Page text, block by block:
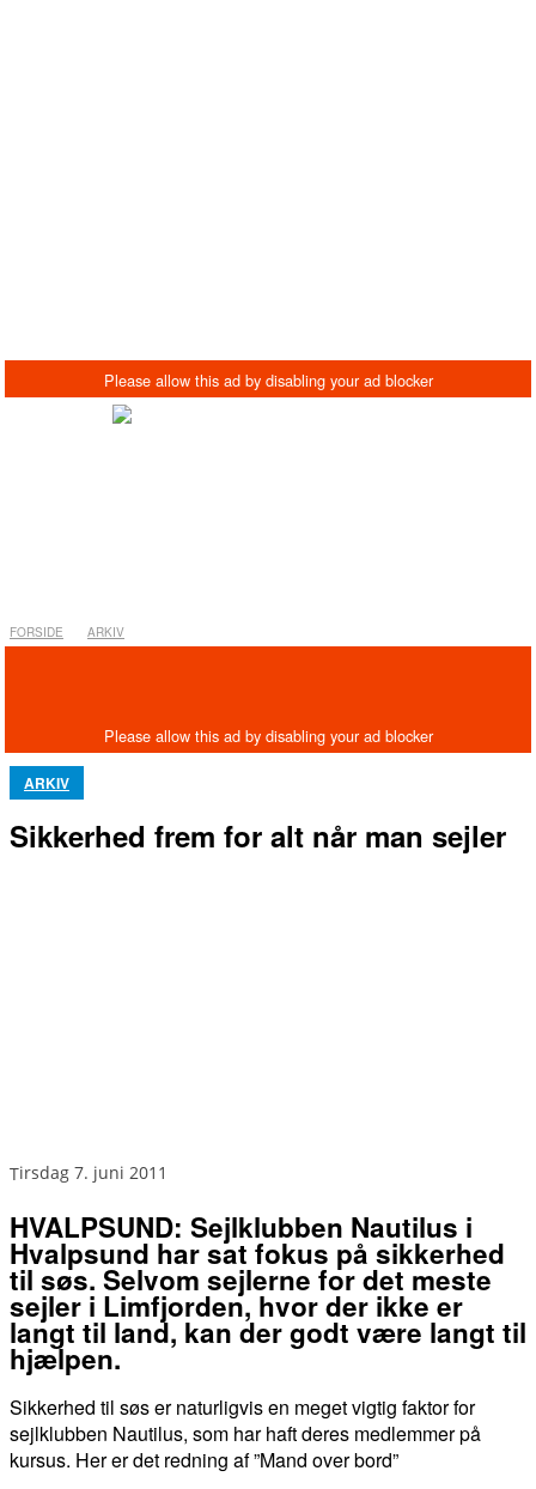
FORSIDE ARKIV
ARKIV
Sikkerhed frem for alt når man sejler
tirsdag 7. juni 2011
HVALPSUND: Sejlklubben Nautilus i
Hvalpsund har sat fokus på sikkerhed
til søs. Selvom sejlerne for det meste
sejler i Limfjorden, hvor der ikke er
langt til land, kan der godt være langt til
hjælpen.
Sikkerhed til søs er naturligvis en meget vigtig faktor for
sejlklubben Nautilus, som har haft deres medlemmer på
kursus. Her er det redning af ”Mand over bord”